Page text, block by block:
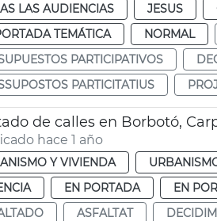
LAS AUDIENCIAS JESUS
TEMÁTICA
NORMAL
PARTICIPATIVOS
PARTICITATIUS
de calles en Borbotó,
hace 1 año
Y VIVIENDA
EN PORTADA EN
ASFALTAT